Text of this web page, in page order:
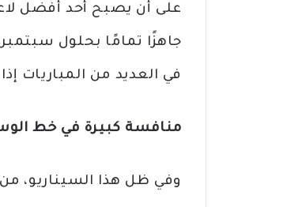
على أن يصبح أحد أفضل
جاهزًا تمامًا بحلول
في العديد من المباريات
منافسة كبيرة في خط
وفي ظل هذا السيناريو،